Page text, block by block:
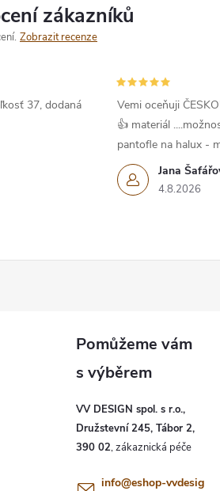
zákazníků
Zobrazit recenze
37, dodaná
Jana
4.8.2026
Vemi oceňuji
👍 materiál
pantofle na halux -
VV DESIGN spol. s r.o.,
Družstevní 245, Tábor 2,
390 02
info@eshop-vvdesig